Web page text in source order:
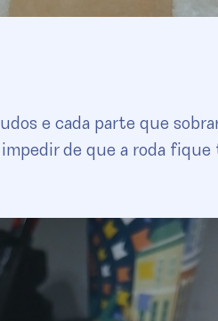
e cada parte que
de que a roda fique